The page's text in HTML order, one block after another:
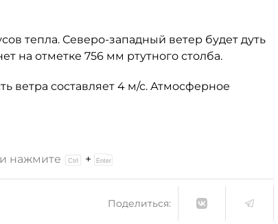
тепла. Северо-западный ветер будет дуть
на отметке 756 мм ртутного столба.
ветра составляет 4 м/с. Атмосферное
нажмите +
Поделиться: